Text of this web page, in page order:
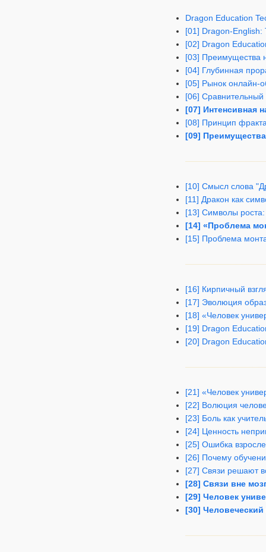
Dragon Education
[01] Dragon-English:
[02] Dragon
[03] Преимущества
[04] Глубинная
[05] Рынок онлайн-
[06]
[07] Интенсивная
[08] Принцип
[09]
[10] Смысл слова
[11] Дракон как
[13] Символы
[14] «Проблема
[15] Проблема
[16] Кирпичный
[17] Эволюция
[18] «Человек
[19] Dragon
[20] Dragon
[21] «Человек
[22] Волюция
[23] Боль как
[24] Ценность
[25] Ошибка
[26] Почему
[27] Связи решают
[28] Связи вне
[29] Человек
[30]